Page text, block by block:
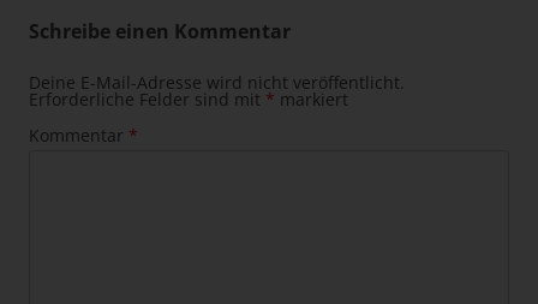
Schreibe einen Kommentar
Deine E-Mail-Adresse wird nicht veröffentlicht.
Erforderliche Felder sind mit * markiert
Kommentar *